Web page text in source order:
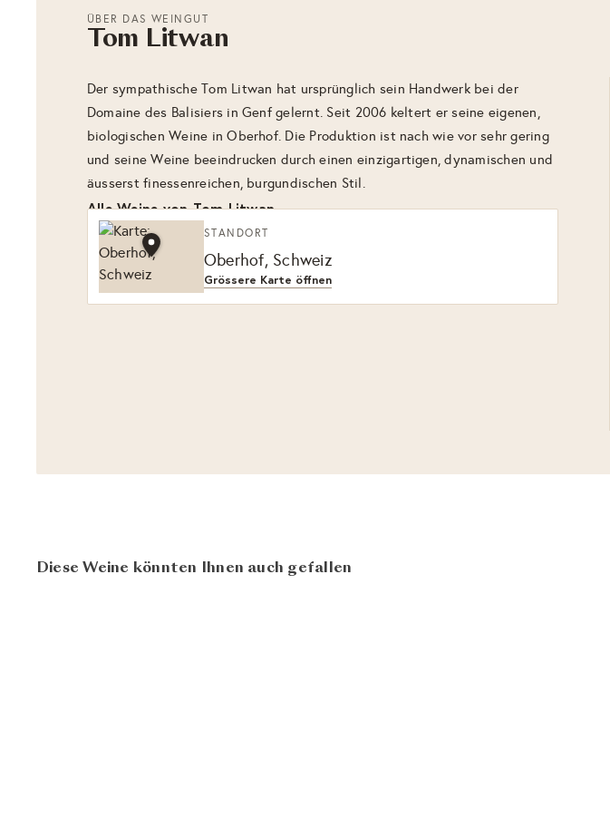
ÜBER DAS WEINGUT
Tom Litwan
Der sympathische Tom Litwan hat ursprünglich sein Handwerk bei der
Domaine des Balisiers in Genf gelernt. Seit 2006 keltert er seine eigenen,
biologischen Weine in Oberhof. Die Produktion ist nach wie vor sehr gering
und seine Weine beeindrucken durch einen einzigartigen, dynamischen und
äusserst finessenreichen, burgundischen Stil.
Alle Weine von Tom Litwan
STANDORT
Oberhof, Schweiz
Grössere Karte öffnen
Diese Weine könnten Ihnen auch gefallen